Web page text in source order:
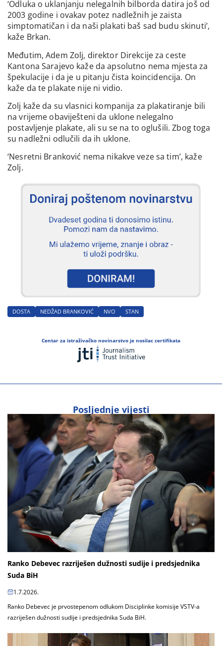
‘Odluka o uklanjanju nelegalnih bilborda datira još od
2003 godine i ovakav potez nadležnih je zaista
simptomatičan i da naši plakati baš sad budu skinuti’,
kaže Brkan.
Međutim, Adem Zolj, direktor Direkcije za ceste
Kantona Sarajevo kaže da apsolutno nema mjesta za
špekulacije i da je u pitanju čista koincidencija. On
kaže da te plakate nije ni vidio.
Zolj kaže da su vlasnici kompanija za plakatiranje bili
na vrijeme obaviješteni da uklone nelegalno
postavljenje plakate, ali su se na to oglušili. Zbog toga
su nadležni odlučili da ih uklone.
‘Nesretni Branković nema nikakve veze sa tim’, kaže
Zolj.
DOSTA NEDŽAD BRANKOVIĆ NVO STAN
Centar za istraživačko novinarstvo je nosilac certifikata
Posljednje vijesti
Ranko Debevec razriješen dužnosti sudije i predsjednika
Suda BiH
1.7.2026.
Ranko Debevec je prvostepenom odlukom Disciplinke komisije VSTV-a
razriješen dužnosti sudije i predsjednika Suda BiH.